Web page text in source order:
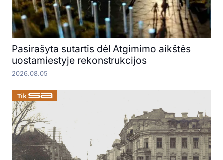
Pasirašyta sutartis dėl Atgimimo aikštės
uostamiestyje rekonstrukcijos
2026.08.05